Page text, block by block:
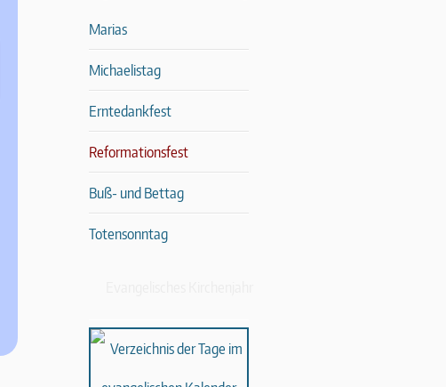
Marias
Michaelistag
Erntedankfest
Reformationsfest
Buß- und Bettag
Totensonntag